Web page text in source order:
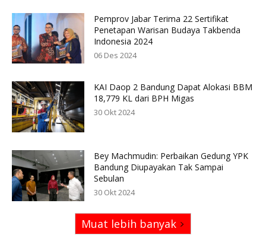
Pemprov Jabar Terima 22 Sertifikat
Penetapan Warisan Budaya Takbenda
Indonesia 2024
06 Des 2024
KAI Daop 2 Bandung Dapat Alokasi BBM
18,779 KL dari BPH Migas
30 Okt 2024
Bey Machmudin: Perbaikan Gedung YPK
Bandung Diupayakan Tak Sampai
Sebulan
30 Okt 2024
Muat lebih banyak